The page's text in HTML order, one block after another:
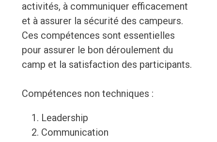
activités, à communiquer efficacement
et à assurer la sécurité des campeurs.
Ces compétences sont essentielles
pour assurer le bon déroulement du
camp et la satisfaction des participants.
Compétences non techniques :
Leadership
Communication